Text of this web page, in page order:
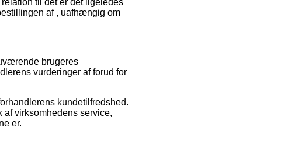
til det er det ligeledes
af , uafhængig om
brugeres
vurderinger af forud for
kundetilfredshed.
af virksomhedens service,
er.